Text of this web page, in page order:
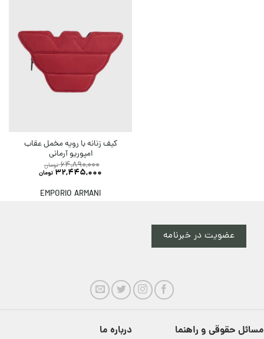
کیف زنانه با رویه مخمل عقاب
امپوریو آرمانی
64,890,000 تومان
32,445,000 تومان
EMPORIO ARMANI
عضویت در خبرنامه
مسائل حقوقی و راهنما درباره ما